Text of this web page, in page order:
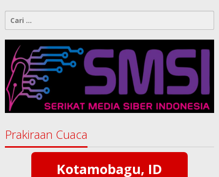
Cari
Prakiraan Cuaca
Kotamobagu, ID